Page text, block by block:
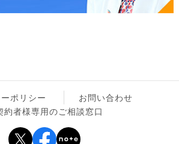
ポリシー
お問い合わせ
約者様専用のご相談窓口